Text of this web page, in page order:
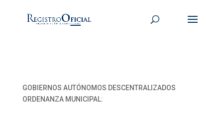
GOBIERNOS AUTÓNOMOS DESCENTRALIZADOS
ORDENANZA MUNICIPAL: